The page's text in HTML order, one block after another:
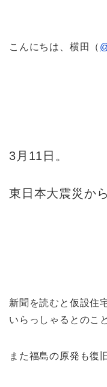
こんにちは、横田（
3月11日。
東日本大震災か
新聞を読むと仮設住
いらっしゃるとのこ
また福島の原発も復